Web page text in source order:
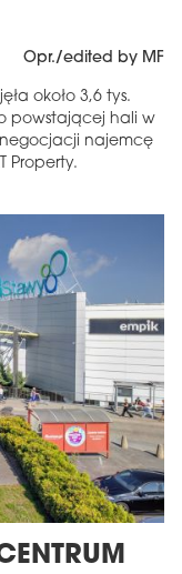
Opr./edited by MF
około 3,6 tys.
powstającej hali w
negocjacji najemcę
Property.